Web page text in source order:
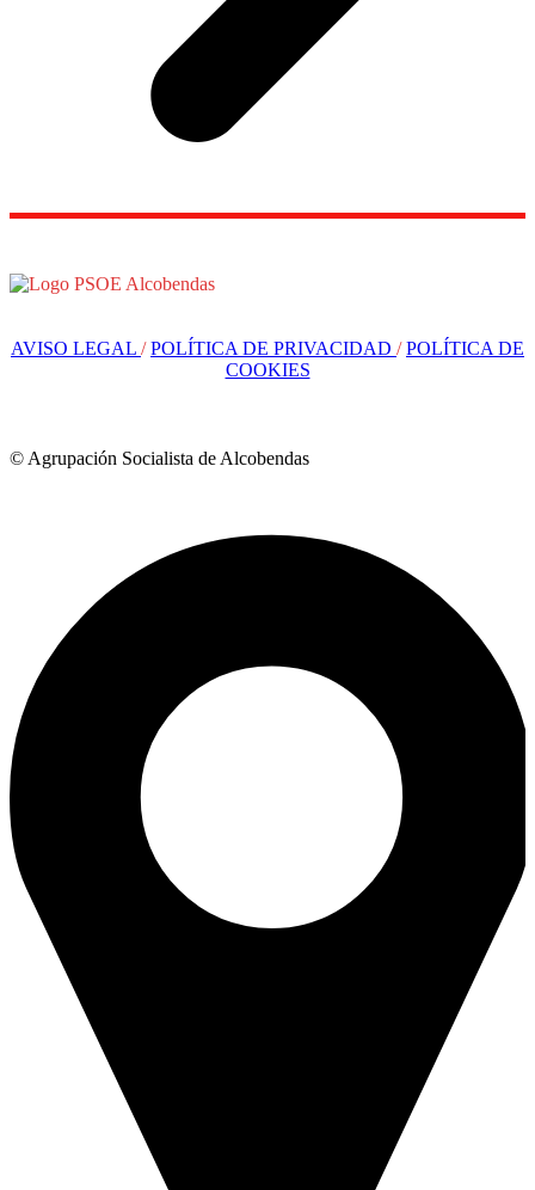
AVISO LEGAL /POLÍTICA DE PRIVACIDAD /POLÍTICA DE
COOKIES
© Agrupación Socialista de Alcobendas